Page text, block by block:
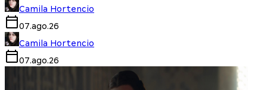
Camila Hortencio
07.ago.26
Camila Hortencio
07.ago.26